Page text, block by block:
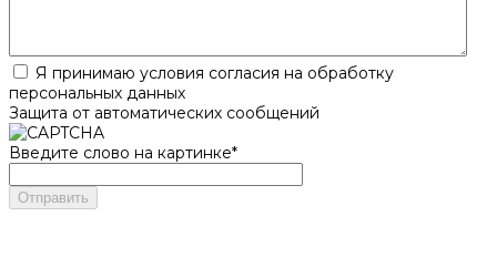
Я принимаю условия согласия на обработку
персональных данных
Защита от автоматических сообщений
Введите слово на картинке*